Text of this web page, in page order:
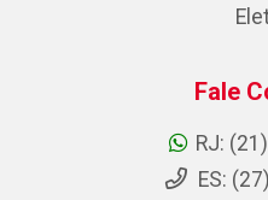
Fale
RJ:
ES: